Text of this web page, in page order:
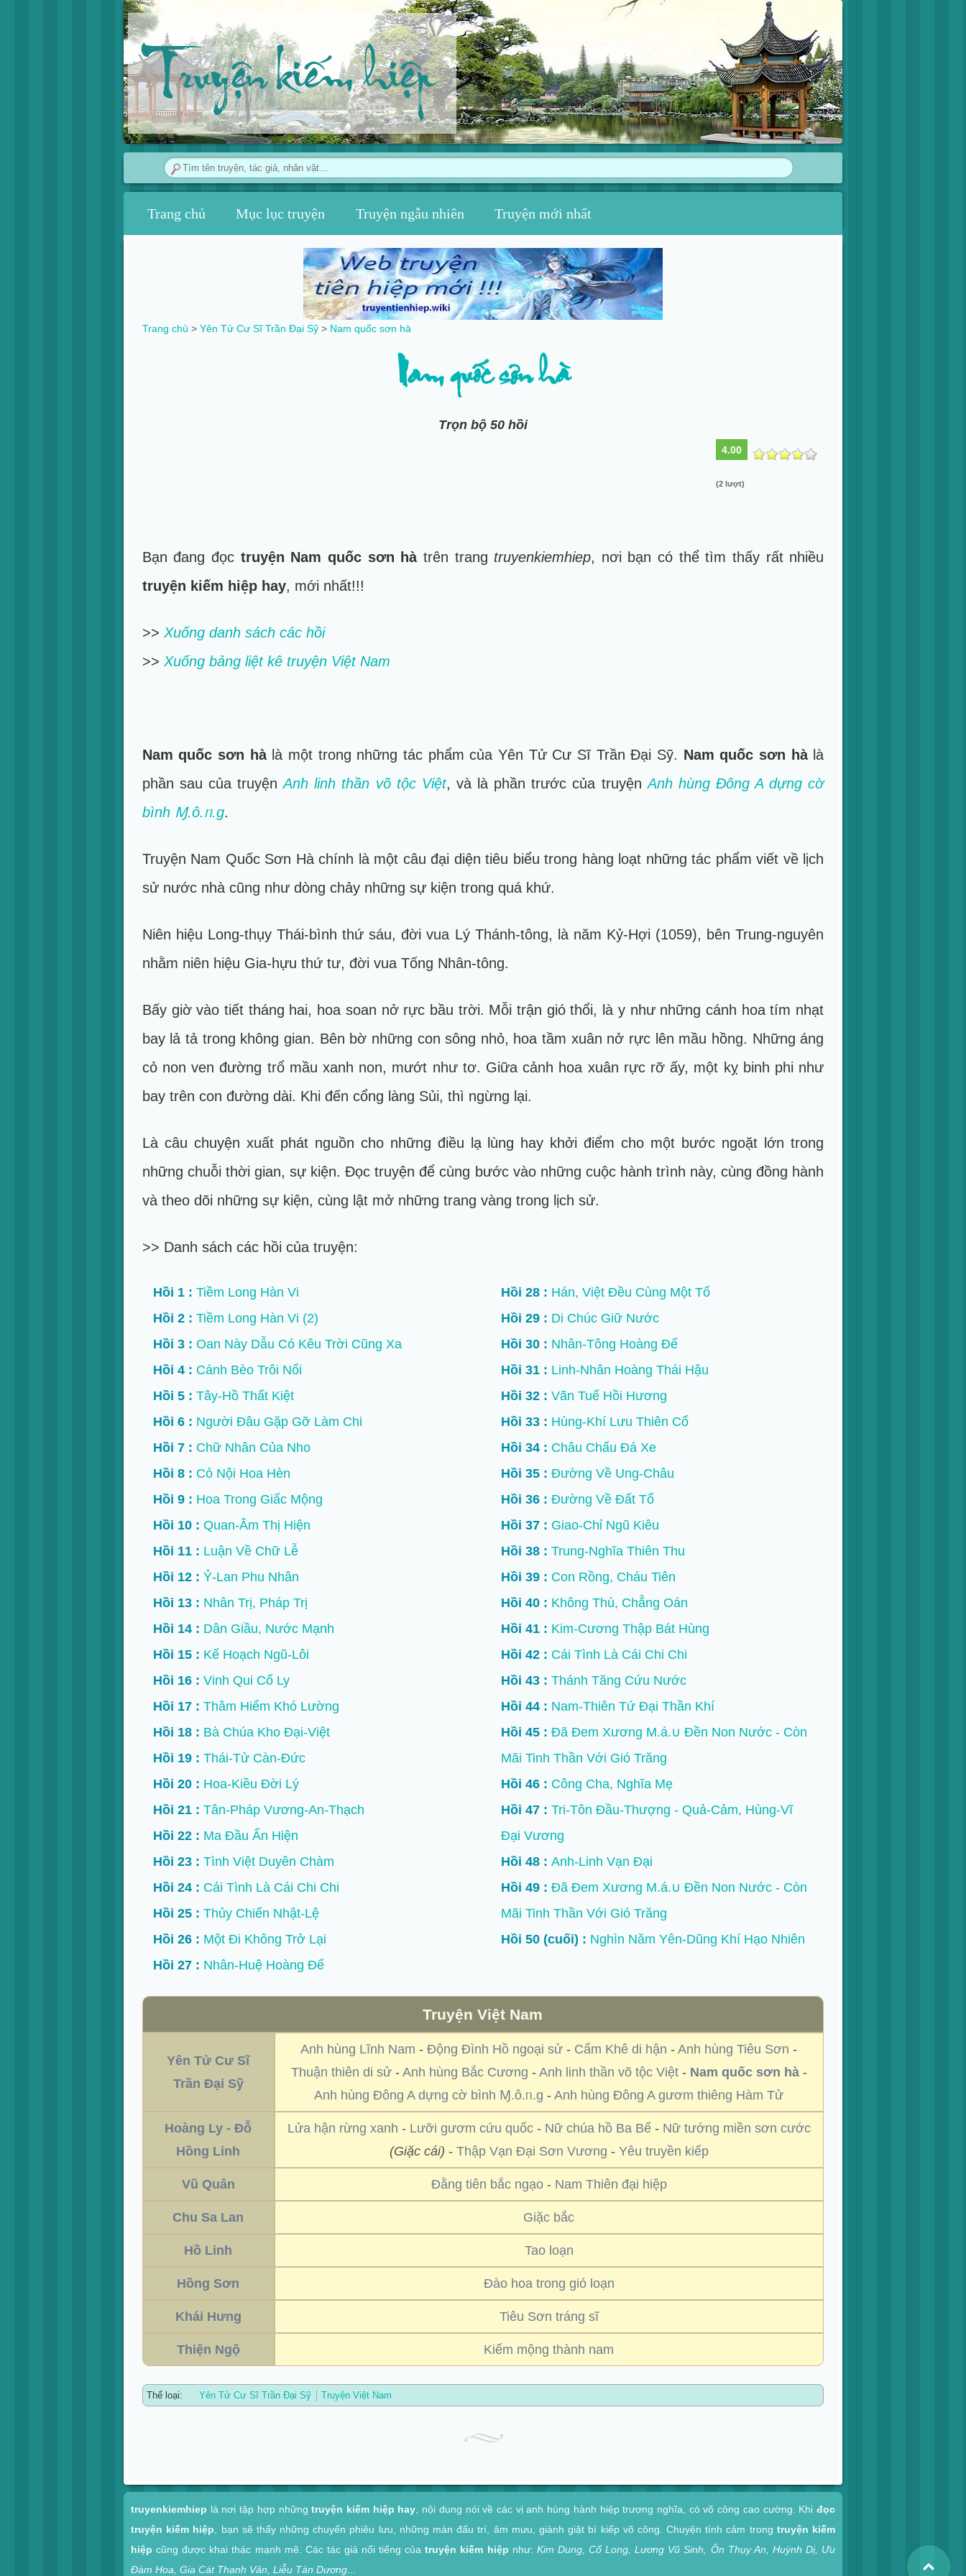
Truyện kiếm hiệp
Trang chủ Mục lục truyện Truyện ngẫu nhiên Truyện mới nhất
Trang chủ > Yên Tử Cư Sĩ Trần Đại Sỹ>‎ Nam quốc sơn hà
Nam quốc sơn hà
Trọn bộ 50 hồi
4.00
(2 lượt)
Bạn đang đọc truyện Nam quốc sơn hàtrên trang truyenkiemhiep, nơi bạn có thể tìm thấy rất nhiều
truyện kiếm hiệp hay, mới nhất!!!
>> Xuống danh sách các hồi
>> Xuống bảng liệt kê truyện Việt Nam
Nam quốc sơn hàlà một trong những tác phẩm của Yên Tử Cư Sĩ Trần Đại Sỹ. Nam quốc sơn hàlà
phần sau của truyệnAnh linh thần võ tộc Việt, và là phần trước của truyệnAnh hùng Đông A dựng cờ
bình Ɱ.ô.ᥒ.g.
Truyện Nam Quốc Sơn Hà chính là một câu đại diện tiêu biểu trong hàng loạt những tác phẩm viết về lịch
sử nước nhà cũng như dòng chảy những sự kiện trong quá khứ.
Niên hiệu Long-thụy Th ái-bình thứ s áu, đời vua Lý Th ánh-tông, là năm Kỷ-Hợi (1059), bên Trung-nguyên
nhằm niên hiệu Gia-hựu thứ tư, đời vua Tống Nhân-tông.
Bấy giờ vào tiết th áng hai, hoa soan nở rực bầu trời. Mỗi trận gió thổi, là y như những c ánh hoa tím nhạt
bay lả tả trong không gian. Bên bờ những con sông nhỏ, hoa tầm xuân nở rực lên mầu hồng. Những áng
cỏ non ven đường trổ mầu xanh non, mướt như tơ. Giữa cảnh hoa xuân rực rỡ ấy, một kỵ binh phi như
bay trên con đường dài. Khi đến cổng làng Sủi, thì ngừng lại.
Là câu chuyện xuất phát nguồn cho những điều lạ lùng hay khởi điểm cho một bước ngoặt lớn trong
những chuỗi thời gian, sự kiện. Đọc truyện để cùng bước vào những cuộc hành trình này, cùng đồng hành
và theo dõi những sự kiện, cùng lật mở những trang vàng trong lịch sử.
>> Danh sách các hồi của truyện:
Hồi 1 : Tiềm Long Hàn Vi
Hồi 2 : Tiềm Long Hàn Vi (2)
Hồi 3 : Oan Này Dẫu Có Kêu Trời Cũng Xa
Hồi 4 : C ánh Bèo Trôi Nổi
Hồi 5 : Tây-Hồ Thất Kiệt
Hồi 6 : Người Đâu Gặp Gỡ Làm Chi
Hồi 7 : Chữ Nhân Của Nho
Hồi 8 : Cỏ Nội Hoa Hèn
Hồi 9 : Hoa Trong Giấc Mộng
Hồi 10 : Quan-Âm Thị Hiện
Hồi 11 : Luận Về Chữ Lễ
Hồi 12 : Ỷ-Lan Phu Nhân
Hồi 13 : Nhân Trị, Pháp Trị
Hồi 14 : Dân Giầu, Nước Mạnh
Hồi 15 : Kế Hoạch Ngũ-Lôi
Hồi 16 : Vinh Qui Cố Ly
Hồi 17 : Thâm Hiểm Khó Lường
Hồi 18 : Bà Chúa Kho Đại-Việt
Hồi 19 : Thái-Tử Càn-Đức
Hồi 20 : Hoa-Kiều Đời Lý
Hồi 21 : Tân-Pháp Vương-An-Thạch
Hồi 22 : Ma Đầu Ẩn Hiện
Hồi 23 : Tình Việt Duyên Chàm
Hồi 24 : Cái Tình Là Cái Chi Chi
Hồi 25 : Thủy Chiến Nhật-Lệ
Hồi 26 : Một Đi Không Trở Lại
Hồi 27 : Nhân-Huệ Hoàng Đế
Hồi 28 : Hán, Việt Đều Cùng Một Tổ
Hồi 29 : Di Chúc Giữ Nước
Hồi 30 : Nhân-Tông Hoàng Đế
Hồi 31 : Linh-Nhân Hoàng Thái Hậu
Hồi 32 : Vãn Tuế Hồi Hương
Hồi 33 : Hùng-Khí Lưu Thiên Cổ
Hồi 34 : Châu Chấu Đá Xe
Hồi 35 : Đường Về Ung-Châu
Hồi 36 : Đường Về Đất Tổ
Hồi 37 : Giao-Chỉ Ngũ Kiêu
Hồi 38 : Trung-Nghĩa Thiên Thu
Hồi 39 : Con Rồng, Cháu Tiên
Hồi 40 : Không Thù, Chẳng Oán
Hồi 41 : Kim-Cương Thập Bát Hùng
Hồi 42 : Cái Tình Là Cái Chi Chi
Hồi 43 : Thánh Tăng Cứu Nước
Hồi 44 : Nam-Thiên Tứ Đại Thần Khí
Hồi 45 : Đã Đem Xương M.á.∪ Đền Non Nước - Còn
Mãi Tinh Thần Với Gió Trăng
Hồi 46 : Công Cha, Nghĩa Mẹ
Hồi 47 : Tri-Tôn Đầu-Thượng - Quả-Cảm, Hùng-Vĩ
Đại Vương
Hồi 48 : Anh-Linh Vạn Đại
Hồi 49 : Đã Đem Xương M.á.∪ Đền Non Nước - Còn
Mãi Tinh Thần Với Gió Trăng
Hồi 50 (cuối) : Nghìn Năm Yên-Dũng Khí Hạo Nhiên
Truyện Việt Nam
Yên Tử Cư Sĩ
Trần Đại Sỹ
Anh hùng Lĩnh Nam -Động Đình Hồ ngoại sử - Cẩm Khê di hận -Anh hùng Tiêu Sơn -
Thuận thiên di sử- Anh hùng Bắc Cương - Anh linh thần võ tộc Việt- Nam quốc sơn hà-
Anh hùng Đông A dựng cờ bình Ɱ.ô.ᥒ.g -Anh hùng Đông A gươm thiêng Hàm Tử
Hoàng Ly - Đỗ
Hồng Linh
Lửa hận rừng xanh - Lưỡi gươm cứu quốc- Nữ chúa hồ Ba Bể- Nữ tướng miền sơn cước
(Giặc cái) - Thập Vạn Đại Sơn Vương - Yêu truyền kiếp
Vũ Quân Đằng tiên bắc ngạo- Nam Thiên đại hiệp
Chu Sa Lan Giặc bắc
Hồ Linh Tao loạn
Hồng Sơn Đào hoa trong gió loạn
Khái Hưng Tiêu Sơn tráng sĩ
Thiện Ngộ Kiếm mộng thành nam
Thể loại: Yên Tử Cư Sĩ Trần Đại Sỹ Truyện Việt Nam
Xem nhanh
truyenkiemhiep là nơi tập hợp nhữngtruyện kiếm hiệp hay, nội dung nói về các vị anh hùng hành hiệp trượng nghĩa, có võ công cao cường. Khiđọc
truyện kiếm hiệp, bạn sẽ thấy những chuyến phiêu lưu, những màn đấu trí, âm mưu, giành giật bí kiếp võ công. Chuyện tình cảm trong truyện kiếm
hiệp cũng được khai thác mạnh mẽ. Các tác giả nổi tiếng củatruyện kiếm hiệp như: Kim Dung, Cổ Long, Lương Vũ Sinh, Ôn Thụy An, Huỳnh Dị, Ưu
Đàm Hoa, Gia Cát Thanh Vân, Liễu Tàn Dương...